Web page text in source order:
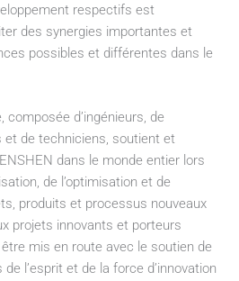
respectifs est
des synergies importantes et
possibles et différentes dans le
composée d’ingénieurs, de
et de techniciens, soutient et
dans le monde entier lors
de l’optimisation et de
produits et processus nouveaux
projets innovants et porteurs
être mis en route avec le soutien de
de l’esprit et de la force d’innovation